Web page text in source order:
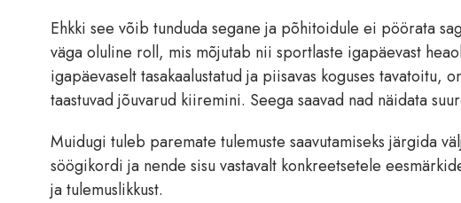
Ehkki see võib tunduda segane ja põhitoidule ei pöörata
väga oluline roll, mis mõjutab nii sportlaste igapäevast
igapäevaselt tasakaalustatud ja piisavas koguses
taastuvad jõuvarud kiiremini. Seega saavad nad näidata
Muidugi tuleb paremate tulemuste saavutamiseks järgida
söögikordi ja nende sisu vastavalt konkreetsetele
ja tulemuslikkust.